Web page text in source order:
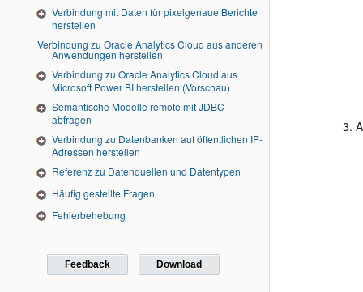
Verbindung mit Daten für pixelgenaue Berichte
herstellen
Verbindung zu Oracle Analytics Cloud aus anderen
Anwendungen herstellen
Verbindung zu Oracle Analytics Cloud aus
Microsoft Power BI herstellen (Vorschau)
Semantische Modelle remote mit JDBC
abfragen
Verbindung zu Datenbanken auf öffentlichen IP-
Adressen herstellen
Referenz zu Datenquellen und Datentypen
Häufig gestellte Fragen
Fehlerbehebung
Feedback Download